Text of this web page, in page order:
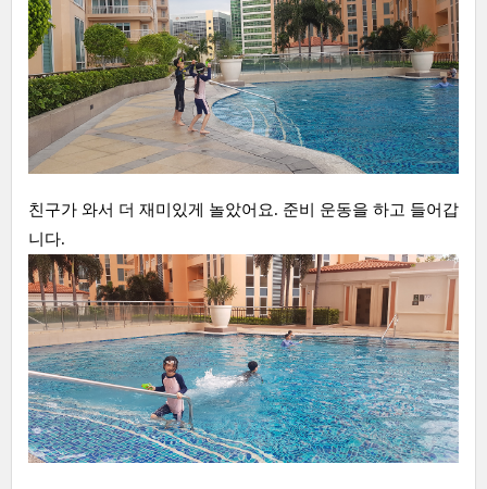
친구가 와서 더 재미있게 놀았어요. 준비 운동을 하고 들어갑
니다.